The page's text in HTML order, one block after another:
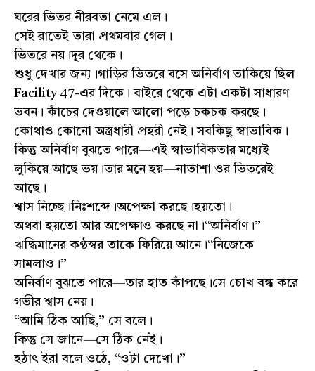
ঘরের ভিতর নীরবতা নেমে এল।
সেই রাতেই তারা প্রথমবার গেল।
ভিতরে নয়।দূর থেকে।
শুধু দেখার জন্য।গাড়ির ভিতরে বসে অনির্বাণ তাকিয়ে ছিল
Facility 47-এর দিকে। বাইরে থেকে এটা একটা সাধারণ
ভবন। কাঁচের দেওয়ালে আলো পড়ে চকচক করছে।
কোথাও কোনো অস্ত্রধারী প্রহরী নেই। সবকিছু স্বাভাবিক।
কিন্তু অনির্বাণ বুঝতে পারে—এই স্বাভাবিকতার মধ্যেই
লুকিয়ে আছে ভয়।তার মনে হয়—নাতাশা ওর ভিতরেই
আছে।
শ্বাস নিচ্ছে।নিঃশব্দে।অপেক্ষা করছে।হয়তো।
অথবা হয়তো আর অপেক্ষাও করছে না।“অনির্বাণ।”
ঋদ্ধিমানের কণ্ঠস্বর তাকে ফিরিয়ে আনে।“নিজেকে
সামলাও।”
অনির্বাণ বুঝতে পারে—তার হাত কাঁপছে।সে চোখ বন্ধ করে
গভীর শ্বাস নেয়।
“আমি ঠিক আছি,” সে বলে।
কিন্তু সে জানে—সে ঠিক নেই।
হঠাৎ ইরা বলে ওঠে, “ওটা দেখো।”